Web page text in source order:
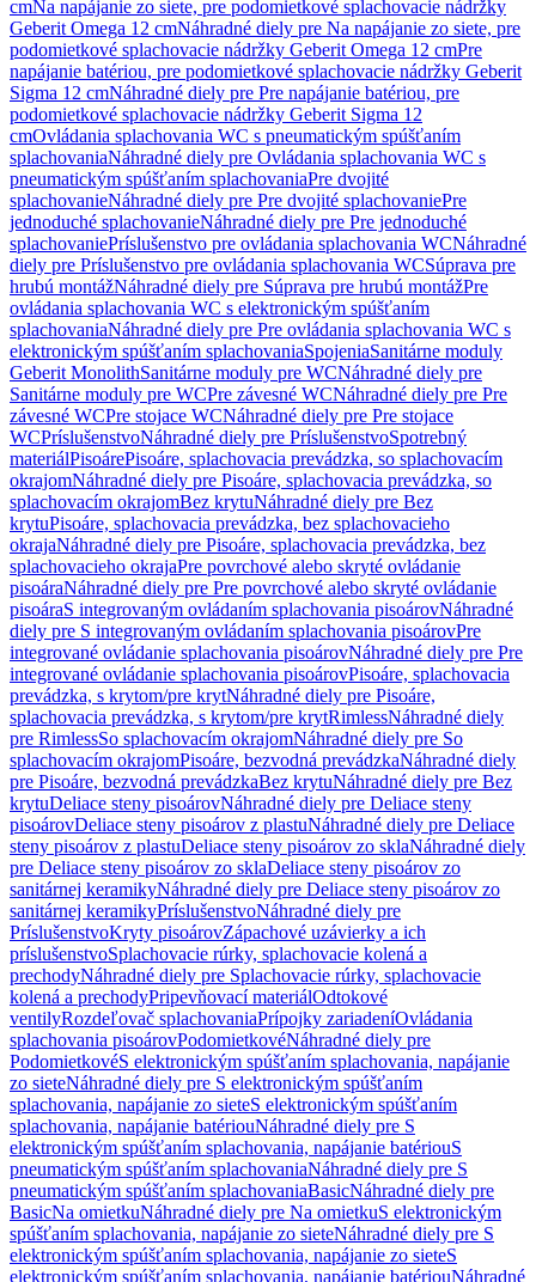
cmNa napájanie zo siete, pre podomietkové splachovacie nádržky
Geberit Omega 12 cmNáhradné diely pre Na napájanie zo siete, pre
podomietkové splachovacie nádržky Geberit Omega 12 cmPre
napájanie batériou, pre podomietkové splachovacie nádržky Geberit
Sigma 12 cmNáhradné diely pre Pre napájanie batériou, pre
podomietkové splachovacie nádržky Geberit Sigma 12
cmOvládania splachovania WC s pneumatickým spúšťaním
splachovaniaNáhradné diely pre Ovládania splachovania WC s
pneumatickým spúšťaním splachovaniaPre dvojité
splachovanieNáhradné diely pre Pre dvojité splachovaniePre
jednoduché splachovanieNáhradné diely pre Pre jednoduché
splachovaniePríslušenstvo pre ovládania splachovania WCNáhradné
diely pre Príslušenstvo pre ovládania splachovania WCSúprava pre
hrubú montážNáhradné diely pre Súprava pre hrubú montážPre
ovládania splachovania WC s elektronickým spúšťaním
splachovaniaNáhradné diely pre Pre ovládania splachovania WC s
elektronickým spúšťaním splachovaniaSpojeniaSanitárne moduly
Geberit MonolithSanitárne moduly pre WCNáhradné diely pre
Sanitárne moduly pre WCPre závesné WCNáhradné diely pre Pre
závesné WCPre stojace WCNáhradné diely pre Pre stojace
WCPríslušenstvoNáhradné diely pre PríslušenstvoSpotrebný
materiálPisoárePisoáre, splachovacia prevádzka, so splachovacím
okrajomNáhradné diely pre Pisoáre, splachovacia prevádzka, so
splachovacím okrajomBez krytuNáhradné diely pre Bez
krytuPisoáre, splachovacia prevádzka, bez splachovacieho
okrajaNáhradné diely pre Pisoáre, splachovacia prevádzka, bez
splachovacieho okrajaPre povrchové alebo skryté ovládanie
pisoáraNáhradné diely pre Pre povrchové alebo skryté ovládanie
pisoáraS integrovaným ovládaním splachovania pisoárovNáhradné
diely pre S integrovaným ovládaním splachovania pisoárovPre
integrované ovládanie splachovania pisoárovNáhradné diely pre Pre
integrované ovládanie splachovania pisoárovPisoáre, splachovacia
prevádzka, s krytom/pre krytNáhradné diely pre Pisoáre,
splachovacia prevádzka, s krytom/pre krytRimlessNáhradné diely
pre RimlessSo splachovacím okrajomNáhradné diely pre So
splachovacím okrajomPisoáre, bezvodná prevádzkaNáhradné diely
pre Pisoáre, bezvodná prevádzkaBez krytuNáhradné diely pre Bez
krytuDeliace steny pisoárovNáhradné diely pre Deliace steny
pisoárovDeliace steny pisoárov z plastuNáhradné diely pre Deliace
steny pisoárov z plastuDeliace steny pisoárov zo sklaNáhradné diely
pre Deliace steny pisoárov zo sklaDeliace steny pisoárov zo
sanitárnej keramikyNáhradné diely pre Deliace steny pisoárov zo
sanitárnej keramikyPríslušenstvoNáhradné diely pre
PríslušenstvoKryty pisoárovZápachové uzávierky a ich
príslušenstvoSplachovacie rúrky, splachovacie kolená a
prechodyNáhradné diely pre Splachovacie rúrky, splachovacie
kolená a prechodyPripevňovací materiálOdtokové
ventilyRozdeľovač splachovaniaPrípojky zariadeníOvládania
splachovania pisoárovPodomietkovéNáhradné diely pre
PodomietkovéS elektronickým spúšťaním splachovania, napájanie
zo sieteNáhradné diely pre S elektronickým spúšťaním
splachovania, napájanie zo sieteS elektronickým spúšťaním
splachovania, napájanie batériouNáhradné diely pre S
elektronickým spúšťaním splachovania, napájanie batériouS
pneumatickým spúšťaním splachovaniaNáhradné diely pre S
pneumatickým spúšťaním splachovaniaBasicNáhradné diely pre
BasicNa omietkuNáhradné diely pre Na omietkuS elektronickým
spúšťaním splachovania, napájanie zo sieteNáhradné diely pre S
elektronickým spúšťaním splachovania, napájanie zo sieteS
elektronickým spúšťaním splachovania, napájanie batériouNáhradné